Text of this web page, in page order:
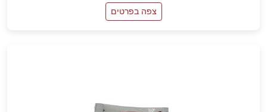
צפה בפרטים